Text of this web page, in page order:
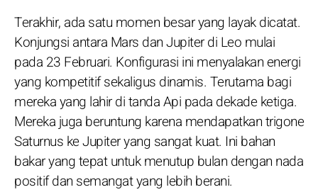
Terakhir, ada satu momen besar yang layak dicatat.
Konjungsi antara Mars dan Jupiter di Leo mulai
pada 23 Februari. Konfigurasi ini menyalakan energi
yang kompetitif sekaligus dinamis. Terutama bagi
mereka yang lahir di tanda Api pada dekade ketiga.
Mereka juga beruntung karena mendapatkan trigone
Saturnus ke Jupiter yang sangat kuat. Ini bahan
bakar yang tepat untuk menutup bulan dengan nada
positif dan semangat yang lebih berani.